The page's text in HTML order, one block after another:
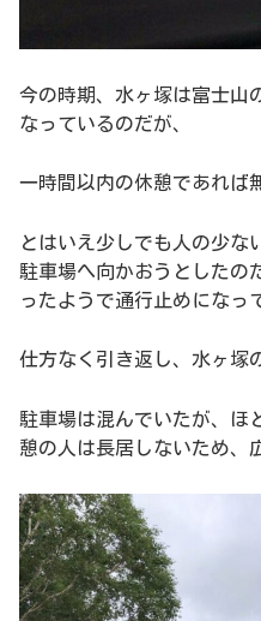
今の時期、水ヶ塚は富士山
なっているのだが、
一時間以内の休憩であれば
とはいえ少しでも人の少な
駐車場へ向かおうとしたの
ったようで通行止めになっ
仕方なく引き返し、水ヶ塚
駐車場は混んでいたが、ほ
憩の人は長居しないため、